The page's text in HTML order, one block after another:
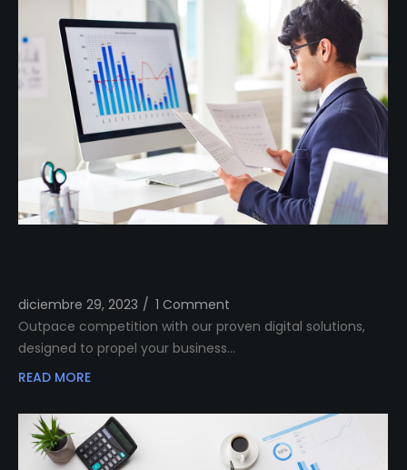
diciembre 29, 2023 / 1 Comment
Outpace competition with our proven digital solutions,
designed to propel your business…
READ MORE